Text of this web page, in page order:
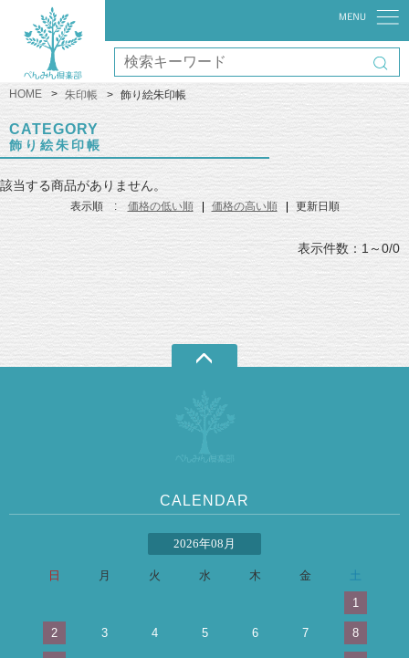
HOME 朱印帳 飾り絵朱印帳
CATEGORY
飾り絵朱印帳
該当する商品がありません。
表示順 : 価格の低い順 価格の高い順 更新日順
表示件数：1～0/0
CALENDAR
2026年08月
日 月 火 水 木 金
1
2 3 4 5 6 7 8